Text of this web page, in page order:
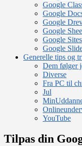
Google
Google
Google
Google
Google Sites
Google
Generelle tips og
Dem følger
Diverse
Fra PC til
Jul
YouTube
Tilpas din